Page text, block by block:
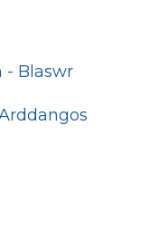
- Blaswr